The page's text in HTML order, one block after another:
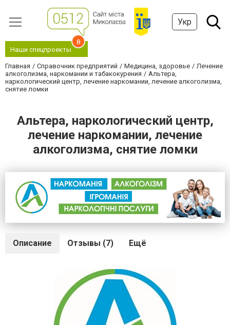
Укр
Наши спецпроекты
8
Главная Справочник предприятий Медицина, здоровье
Лечение
алкоголизма, наркомании и табакокурения
Альтера,
наркологический центр, лечение наркомании, лечение алкоголизма,
снятие ломки
Альтера, наркологический центр,
лечение наркомании, лечение
алкоголизма, снятие ломки
Описание Отзывы (7) Ещё